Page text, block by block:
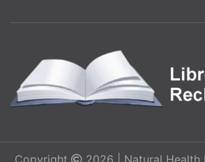
Copyright 2026 | Natural Health